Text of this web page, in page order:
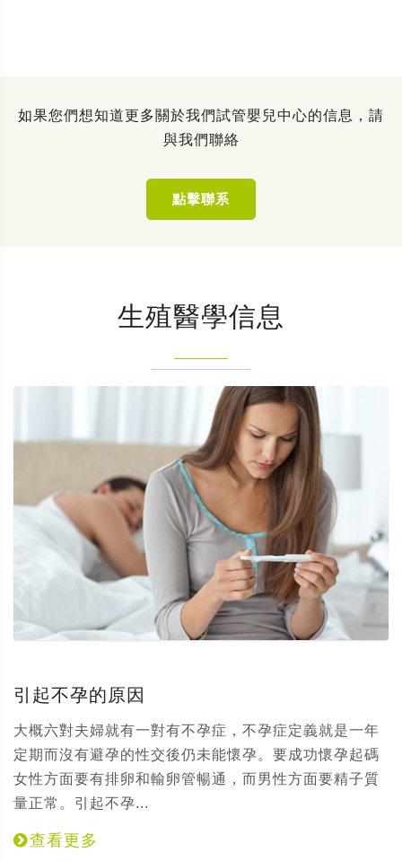
如果您們想知道更多關於我們試管嬰兒中心的信息，請
與我們聯絡
點擊聯系
生殖醫學信息
引起不孕的原因
大概六對夫婦就有一對有不孕症，不孕症定義就是一年
定期而沒有避孕的性交後仍未能懷孕。要成功懷孕起碼
女性方面要有排卵和輸卵管暢通，而男性方面要精子質
量正常。引起不孕...
查看更多